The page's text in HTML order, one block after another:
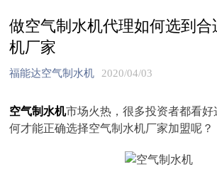
做空气制水机代理如何选到
机厂家
福能达空气制水机 2020/04/03
空气制水机市场火热，很多投资者都看
何才能正确选择空气制水机厂家加盟呢？